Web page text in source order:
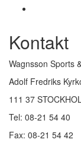
Kontakt
Wagnsson Sports
Adolf Fredriks
111 37
Tel: 08-21 54 40
Fax: 08-21 54 42